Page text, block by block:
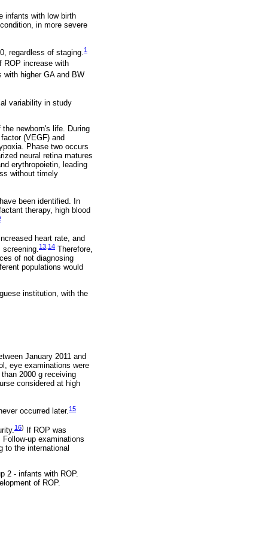
infants with low birth
in more severe
regardless of staging.1
increase with
higher GA and BW
variability in study
newborn's life. During
(VEGF) and
Phase two occurs
neural retina matures
erythropoietin, leading
without timely
been identified. In
therapy, high blood
heart rate, and
13 14 Therefore,
of not diagnosing
populations would
institution, with the
January 2011 and
eye examinations were
2000 g receiving
considered at high
occurred later.15
16)
If ROP was
up examinations
to the international
2 - infants with ROP.
of ROP.